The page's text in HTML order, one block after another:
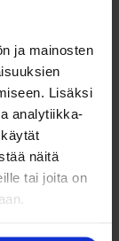
ja mainosten
Lisäksi
analytiikka-
näitä
tai joita on